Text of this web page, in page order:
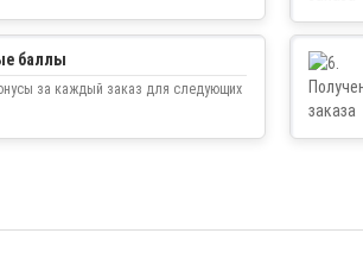
баллы
за каждый заказ для следующих